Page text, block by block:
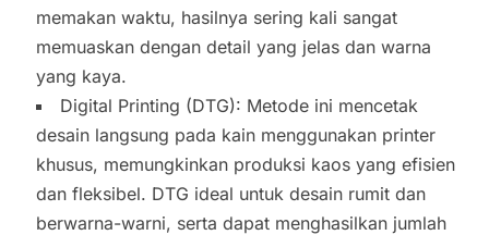
memakan waktu, hasilnya sering kali sangat
memuaskan dengan detail yang jelas dan warna
yang kaya.
Digital Printing (DTG): Metode ini mencetak
desain langsung pada kain menggunakan printer
khusus, memungkinkan produksi kaos yang efisien
dan fleksibel. DTG ideal untuk desain rumit dan
berwarna-warni, serta dapat menghasilkan jumlah